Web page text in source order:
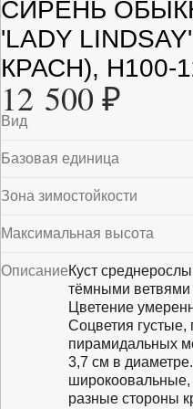
СИРЕНЬ
'LADY
КРАСН), H100-
12 500 ₽
Вид
Базовая единица
Зона зимостойкости
Максимальная высота
ОписаниеКуст
тёмными ветвями
Цветение
Соцветия густые,
пирамидальных
3,7 см в
разные стороны